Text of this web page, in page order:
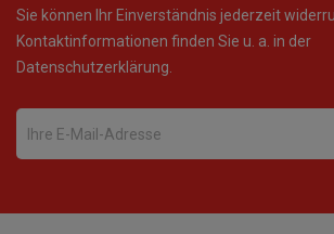
Sie können Ihr Einverständnis jederzeit
Kontaktinformationen finden Sie u. a. in der
Datenschutzerklärung.